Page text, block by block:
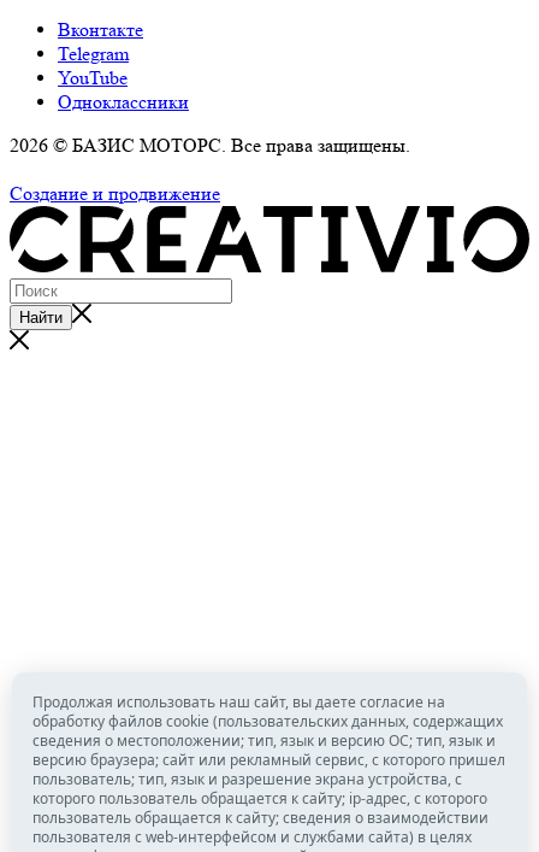
Вконтакте
Telegram
YouTube
Одноклассники
2026 © БАЗИС МОТОРС. Все права защищены.
Создание и продвижение
Найти
Продолжая использовать наш сайт, вы даете согласие на
обработку файлов cookie (пользовательских данных, содержащих
сведения о местоположении; тип, язык и версию ОС; тип, язык и
версию браузера; сайт или рекламный сервис, с которого пришел
пользователь; тип, язык и разрешение экрана устройства, с
которого пользователь обращается к сайту; ip-адрес, с которого
пользователь обращается к сайту; сведения о взаимодействии
пользователя с web-интерфейсом и службами сайта) в целях